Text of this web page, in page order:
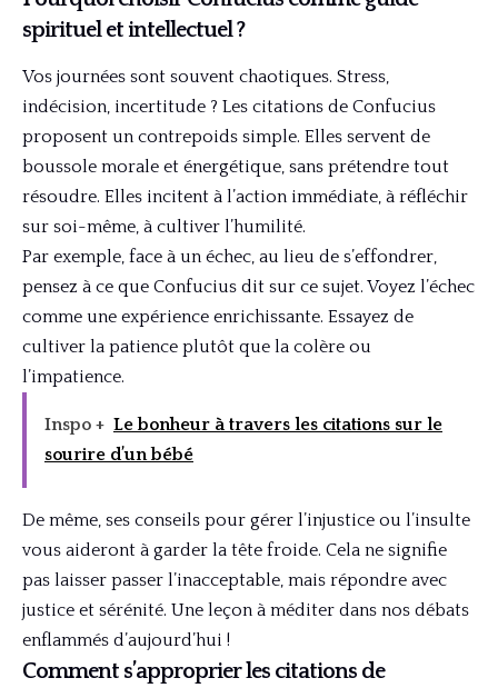
spirituel et intellectuel ?
Vos journées sont souvent chaotiques. Stress,
indécision, incertitude ? Les citations de Confucius
proposent un contrepoids simple. Elles servent de
boussole morale et énergétique, sans prétendre tout
résoudre. Elles incitent à l’action immédiate, à réfléchir
sur soi-même, à cultiver l’humilité.
Par exemple, face à un échec, au lieu de s’effondrer,
pensez à ce que Confucius dit sur ce sujet. Voyez l’échec
comme une expérience enrichissante. Essayez de
cultiver la patience plutôt que la colère ou
l’impatience.
Inspo + Le bonheur à travers les citations sur le
sourire d’un bébé
De même, ses conseils pour gérer l’injustice ou l’insulte
vous aideront à garder la tête froide. Cela ne signifie
pas laisser passer l’inacceptable, mais répondre avec
justice et sérénité. Une leçon à méditer dans nos débats
enflammés d’aujourd’hui !
Comment s’approprier les citations de